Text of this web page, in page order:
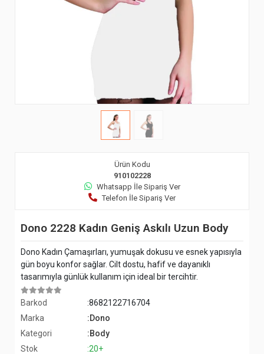
Ürün Kodu
910102228
Whatsapp İle Sipariş Ver
Telefon İle Sipariş Ver
Dono 2228 Kadın Geniş Askılı Uzun Body
Dono Kadın Çamaşırları, yumuşak dokusu ve esnek yapısıyla
gün boyu konfor sağlar. Cilt dostu, hafif ve dayanıklı
tasarımıyla günlük kullanım için ideal bir tercihtir.
Barkod
:8682122716704
Marka
:Dono
Kategori
:Body
Stok
:20+